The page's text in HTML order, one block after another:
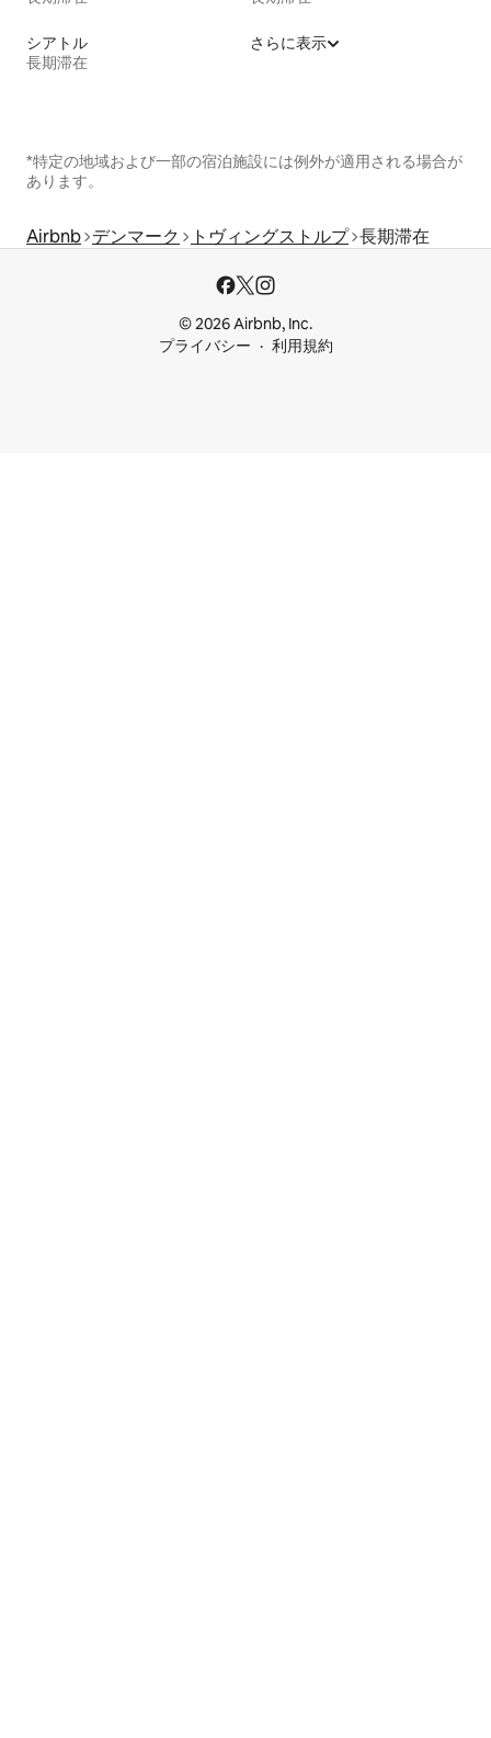
シアトル
長期滞在
さらに表示
*特定の地域および一部の宿泊施設には例外が適用される場合が
あります。
Airbnb デンマーク トヴィングストルプ 長期滞在
© 2026 Airbnb, Inc.
プライバシー
利用規約